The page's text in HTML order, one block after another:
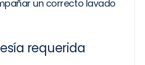
un correcto lavado
requerida